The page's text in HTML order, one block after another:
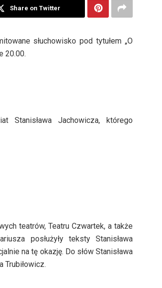
Share on Twitter
słuchowisko pod tytułem „O
20.00.
Stanisława Jachowicza, którego
teatrów, Teatru Czwartek, a także
posłużyły teksty Stanisława
na tę okazję. Do słów Stanisława
Trubiłowicz.